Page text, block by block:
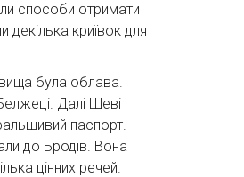
способи отримати
криївок для
була облава.
Далі Шеві
паспорт.
до Бродів. Вона
цінних речей.